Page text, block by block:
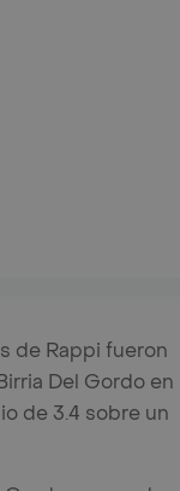
de Rappi fueron
Del Gordo en
de 3.4 sobre un